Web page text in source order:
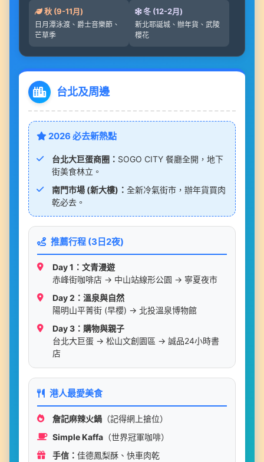
秋 (9-11月)
日月潭泳渡、爵士音樂節、
芒草季
冬 (12-2月)
新北耶誕城、辦年貨、武陵
櫻花
台北及周邊
2026 必去新熱點
台北大巨蛋商圈： SOGO CITY 餐廳全開，地下
街美食林立。
南門市場 (新大樓)： 全新冷氣街市，辦年貨買肉
乾必去。
推薦行程 (3日2夜)
Day 1：文青漫遊
赤峰街咖啡店 → 中山站線形公園 → 寧夏夜市
Day 2：溫泉與自然
陽明山平菁街 (早櫻) → 北投溫泉博物館
Day 3：購物與親子
台北大巨蛋 → 松山文創園區 → 誠品24小時書
店
港人最愛美食
詹記麻辣火鍋 （記得網上搶位）
Simple Kaffa （世界冠軍咖啡）
手信： 佳德鳳梨酥、快車肉乾